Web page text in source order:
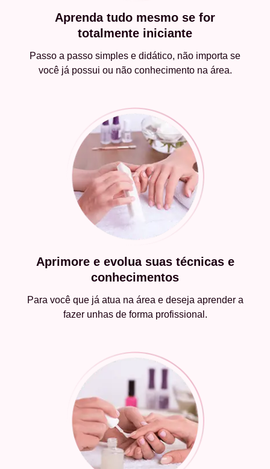
Aprenda tudo mesmo se for
totalmente iniciante
Passo a passo simples e didático, não importa se
você já possui ou não conhecimento na área.
Aprimore e evolua suas técnicas e
conhecimentos
Para você que já atua na área e deseja aprender a
fazer unhas de forma profissional.